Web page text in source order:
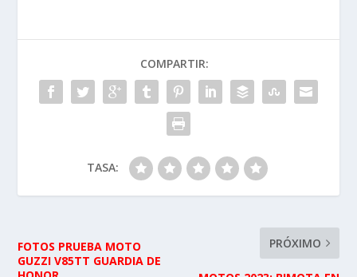
COMPARTIR:
TASA:
FOTOS PRUEBA MOTO
GUZZI V85TT GUARDIA DE
PRÓXIMO